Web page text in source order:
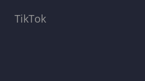
TikTok